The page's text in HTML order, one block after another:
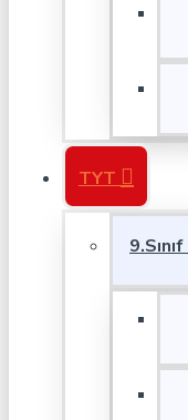
TYT
9.Sınıf